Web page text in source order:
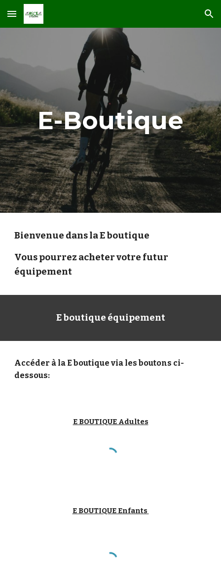
Skip to main content Skip to navigation
E-Boutique
Bienvenue dans la E boutique
Vous pourrez acheter votre futur
équipement
E boutique équipement
Accéder à la E boutique via les boutons ci-
dessous:
E BOUTIQUE Adultes
E BOUTIQUE Enfants